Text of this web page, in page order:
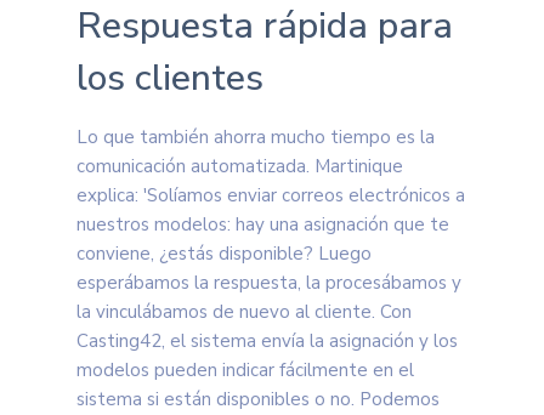
Respuesta rápida para
los clientes
Lo que también ahorra mucho tiempo es la
comunicación automatizada. Martinique
explica: 'Solíamos enviar correos electrónicos a
nuestros modelos: hay una asignación que te
conviene, ¿estás disponible? Luego
esperábamos la respuesta, la procesábamos y
la vinculábamos de nuevo al cliente. Con
Casting42, el sistema envía la asignación y los
modelos pueden indicar fácilmente en el
sistema si están disponibles o no. Podemos